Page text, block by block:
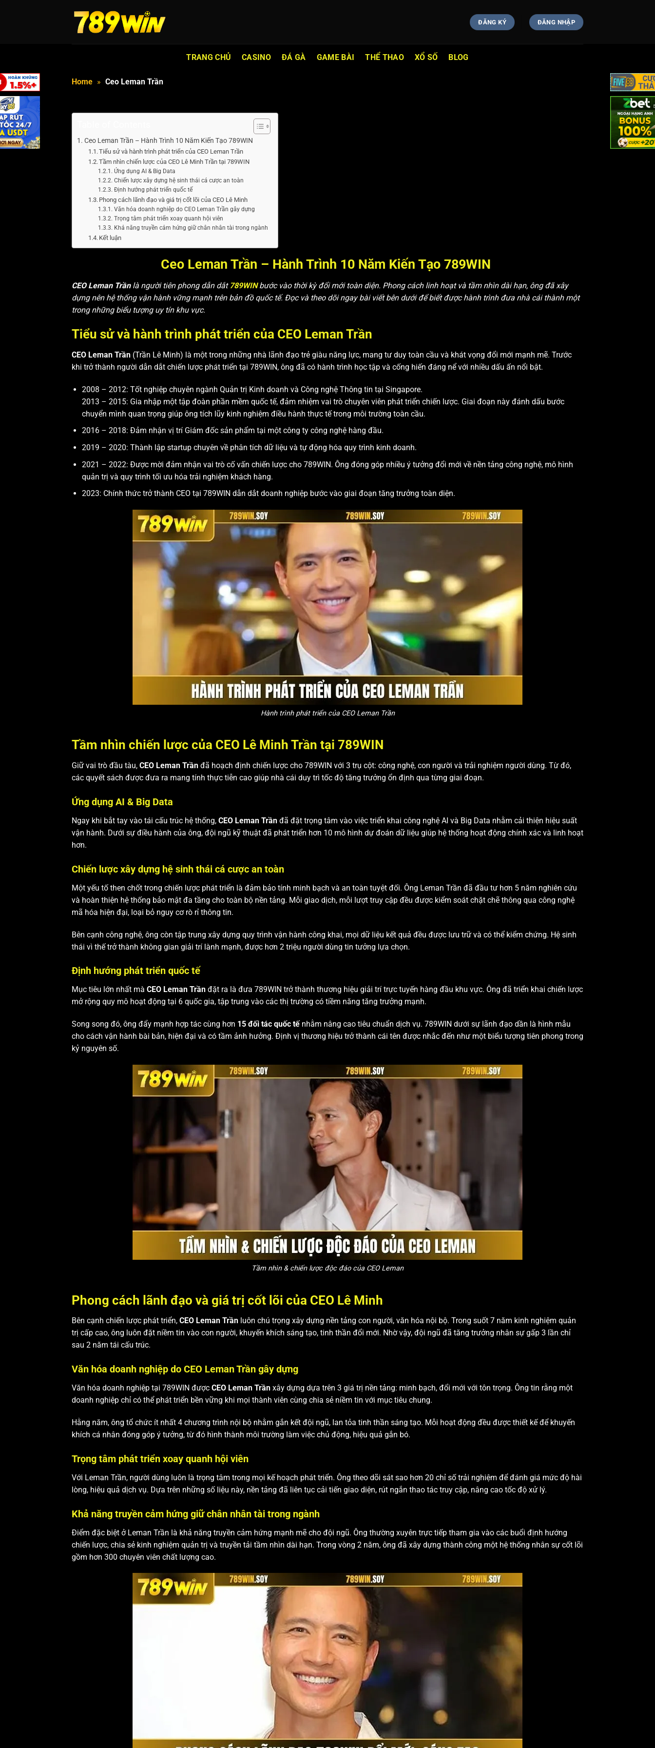
ĐĂNG KÝ ĐĂNG NHẬP
TRANG CHỦ CASINO ĐÁ GÀ GAME BÀI THỂ THAO XỔ SỐ BLOG
Home » Ceo Leman Trần
Ceo Leman Trần – Hành Trình 10 Năm Kiến Tạo 789WIN
Tiểu sử và hành trình phát triển của CEO Leman Trần
Tầm nhìn chiến lược của CEO Lê Minh Trần tại 789WIN
Ứng dụng AI & Big Data
Chiến lược xây dựng hệ sinh thái cá cược an toàn
Định hướng phát triển quốc tế
Phong cách lãnh đạo và giá trị cốt lõi của CEO Lê Minh
Văn hóa doanh nghiệp do CEO Leman Trần gây dựng
Trọng tâm phát triển xoay quanh hội viên
Khả năng truyền cảm hứng giữ chân nhân tài trong ngành
Kết luận
Ceo Leman Trần – Hành Trình 10 Năm Kiến Tạo 789WIN
CEO Leman Trầnlà người tiên phong dẫn dắt 789WINbước vào thời kỳ đổi mới toàn diện. Phong cách linh hoạt và tầm nhìn dài hạn, ông đã xây
dựng nên hệ thống vận hành vững mạnh trên bản đồ quốc tế. Đọc và theo dõi ngay bài viết bên dưới để biết được hành trình đưa nhà cái thành một
trong những biểu tượng uy tín khu vực.
Tiểu sử và hành trình phát triển của CEO Leman Trần
CEO Leman Trần (Trần Lê Minh) là một trong những nhà lãnh đạo trẻ giàu năng lực, mang tư duy toàn cầu và khát vọng đổi mới mạnh mẽ. Trước
khi trở thành người dẫn dắt chiến lược phát triển tại 789WIN, ông đã có hành trình học tập và cống hiến đáng nể với nhiều dấu ấn nổi bật.
2008 – 2012: Tốt nghiệp chuyên ngành Quản trị Kinh doanh và Công nghệ Thông tin tại Singapore.
2013 – 2015: Gia nhập một tập đoàn phần mềm quốc tế, đảm nhiệm vai trò chuyên viên phát triển chiến lược. Giai đoạn này đánh dấu bước
chuyển mình quan trọng giúp ông tích lũy kinh nghiệm điều hành thực tế trong môi trường toàn cầu.
2016 – 2018: Đảm nhận vị trí Giám đốc sản phẩm tại một công ty công nghệ hàng đầu.
2019 – 2020: Thành lập startup chuyên về phân tích dữ liệu và tự động hóa quy trình kinh doanh.
2021 – 2022: Được mời đảm nhận vai trò cố vấn chiến lược cho 789WIN. Ông đóng góp nhiều ý tưởng đổi mới về nền tảng công nghệ, mô hình
quản trị và quy trình tối ưu hóa trải nghiệm khách hàng.
2023: Chính thức trở thành CEO tại 789WIN dẫn dắt doanh nghiệp bước vào giai đoạn tăng trưởng toàn diện.
Hành trình phát triển của CEO Leman Trần
Tầm nhìn chiến lược của CEO Lê Minh Trần tại 789WIN
Giữ vai trò đầu tàu, CEO Leman Trần đã hoạch định chiến lược cho 789WIN với 3 trụ cột: công nghệ, con người và trải nghiệm người dùng. Từ đó,
các quyết sách được đưa ra mang tính thực tiễn cao giúp nhà cái duy trì tốc độ tăng trưởng ổn định qua từng giai đoạn.
Ứng dụng AI & Big Data
Ngay khi bắt tay vào tái cấu trúc hệ thống, CEO Leman Trần đã đặt trọng tâm vào việc triển khai công nghệ AI và Big Data nhằm cải thiện hiệu suất
vận hành. Dưới sự điều hành của ông, đội ngũ kỹ thuật đã phát triển hơn 10 mô hình dự đoán dữ liệu giúp hệ thống hoạt động chính xác và linh hoạt
hơn.
Chiến lược xây dựng hệ sinh thái cá cược an toàn
Một yếu tố then chốt trong chiến lược phát triển là đảm bảo tính minh bạch và an toàn tuyệt đối. Ông Leman Trần đã đầu tư hơn 5 năm nghiên cứu
và hoàn thiện hệ thống bảo mật đa tầng cho toàn bộ nền tảng. Mỗi giao dịch, mỗi lượt truy cập đều được kiểm soát chặt chẽ thông qua công nghệ
mã hóa hiện đại, loại bỏ nguy cơ rò rỉ thông tin.
Bên cạnh công nghệ, ông còn tập trung xây dựng quy trình vận hành công khai, mọi dữ liệu kết quả đều được lưu trữ và có thể kiểm chứng. Hệ sinh
thái vì thế trở thành không gian giải trí lành mạnh, được hơn 2 triệu người dùng tin tưởng lựa chọn.
Định hướng phát triển quốc tế
Mục tiêu lớn nhất mà CEO Leman Trần đặt ra là đưa 789WIN trở thành thương hiệu giải trí trực tuyến hàng đầu khu vực. Ông đã triển khai chiến lược
mở rộng quy mô hoạt động tại 6 quốc gia, tập trung vào các thị trường có tiềm năng tăng trưởng mạnh.
Song song đó, ông đẩy mạnh hợp tác cùng hơn 15 đối tác quốc tế nhằm nâng cao tiêu chuẩn dịch vụ. 789WIN dưới sự lãnh đạo dần là hình mẫu
cho cách vận hành bài bản, hiện đại và có tầm ảnh hưởng. Định vị thương hiệu trở thành cái tên được nhắc đến như một biểu tượng tiên phong trong
kỷ nguyên số.
Tầm nhìn & chiến lược độc đáo của CEO Leman
Phong cách lãnh đạo và giá trị cốt lõi của CEO Lê Minh
Bên cạnh chiến lược phát triển, CEO Leman Trần luôn chú trọng xây dựng nền tảng con người, văn hóa nội bộ. Trong suốt 7 năm kinh nghiệm quản
trị cấp cao, ông luôn đặt niềm tin vào con người, khuyến khích sáng tạo, tinh thần đổi mới. Nhờ vậy, đội ngũ đã tăng trưởng nhân sự gấp 3 lần chỉ
sau 2 năm tái cấu trúc.
Văn hóa doanh nghiệp do CEO Leman Trần gây dựng
Văn hóa doanh nghiệp tại 789WIN được CEO Leman Trần xây dựng dựa trên 3 giá trị nền tảng: minh bạch, đổi mới với tôn trọng. Ông tin rằng một
doanh nghiệp chỉ có thể phát triển bền vững khi mọi thành viên cùng chia sẻ niềm tin với mục tiêu chung.
Hằng năm, ông tổ chức ít nhất 4 chương trình nội bộ nhằm gắn kết đội ngũ, lan tỏa tinh thần sáng tạo. Mỗi hoạt động đều được thiết kế để khuyến
khích cá nhân đóng góp ý tưởng, từ đó hình thành môi trường làm việc chủ động, hiệu quả gắn bó.
Trọng tâm phát triển xoay quanh hội viên
Với Leman Trần, người dùng luôn là trọng tâm trong mọi kế hoạch phát triển. Ông theo dõi sát sao hơn 20 chỉ số trải nghiệm để đánh giá mức độ hài
lòng, hiệu quả dịch vụ. Dựa trên những số liệu này, nền tảng đã liên tục cải tiến giao diện, rút ngắn thao tác truy cập, nâng cao tốc độ xử lý.
Khả năng truyền cảm hứng giữ chân nhân tài trong ngành
Điểm đặc biệt ở Leman Trần là khả năng truyền cảm hứng mạnh mẽ cho đội ngũ. Ông thường xuyên trực tiếp tham gia vào các buổi định hướng
chiến lược, chia sẻ kinh nghiệm quản trị và truyền tải tầm nhìn dài hạn. Trong vòng 2 năm, ông đã xây dựng thành công một hệ thống nhân sự cốt lõi
gồm hơn 300 chuyên viên chất lượng cao.